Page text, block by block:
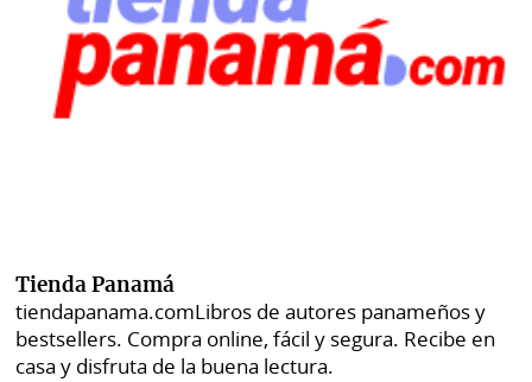
Tienda Panamá
tiendapanama.comLibros de autores panameños y
bestsellers. Compra online, fácil y segura. Recibe en
casa y disfruta de la buena lectura.